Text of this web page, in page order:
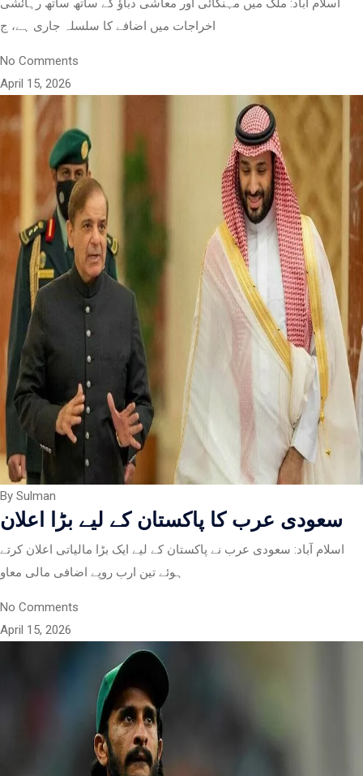
اسلام آباد: ملک میں مہنگائی اور معاشی دباؤ کے ساتھ ساتھ رہائشی
اخراجات میں اضافے کا سلسلہ جاری ہے، ج
No Comments
April 15, 2026
By Sulman
سعودی عرب کا پاکستان کے لیے بڑا اعلان
اسلام آباد: سعودی عرب نے پاکستان کے لیے ایک بڑا مالیاتی اعلان کرتے
ہوئے تین ارب روپے اضافی مالی معاو
No Comments
April 15, 2026